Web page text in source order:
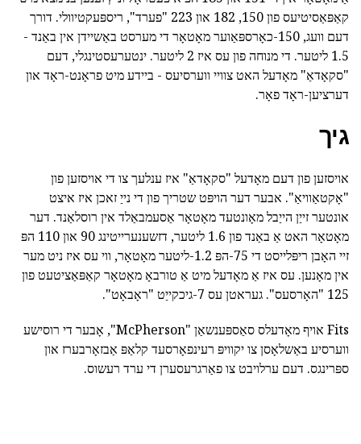
קאַפּאַסיטיעס פון 150, 182 און 223 "פערד", ריספּעקטיוולי. דורך
דעם וועג, 150-כאָרספּאַוער מאָטאָר די מערסט באַשיידן אין באַנד -
1.5 ליטער. די מנוחה פון עס איז 2 ליטער. ינטערעסטינגלי, דעם
"סקאָדאַ" מאָדעל האט צוויי ווערסיעס - ביידע מיט פראָנט-ראָד און
דערציען-ראָד פאָר.
גיך
אויסזען פון דעם מאָדעל "סקאָדאַ" איז ענלעך צו די אויסזען פון
"אָקטאַוויאַ". אבער דער הויפּט שטריך פון די נייַ זאכן איז איצט
אונטער זייַן הייַבל מאָונטעד מאָטאָר אַסעמבאַלד אין רוסלאַנד. דער
מאָטאָר האט אַ באַנד פון 1.6 ליטער, דזשענערייטינג 90 און 110 הפּ
זיי האָבן ריפּלייסט די 75-הפּ 1.2-ליטער מאָטאָר, ווי עס איז ניט מער
אין מאָנען. עס איז אַ מאָדעל מיט אַ טורבאָ מאָטאָר קאַפּאַציטעט פון
125 "האָרסעס". געראטן עס 7-גיכקייַט "ראָבאָט".
Fits אויף מאָדעלס סאַספּענשאַן "McPherson", אָבער די רוסישע
ווערסיע באַשלאָסן צו יקוויפּ רעינפאָרסעד קלאַפּ אַבזאָרבערז און
ספּרינגס. דעם ערלויבט צו פאַרגרעסערן די ערד רעשוס.